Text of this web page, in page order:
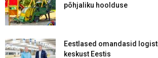
põhjaliku hoolduse
Eestlased omandasid
keskust Eestis